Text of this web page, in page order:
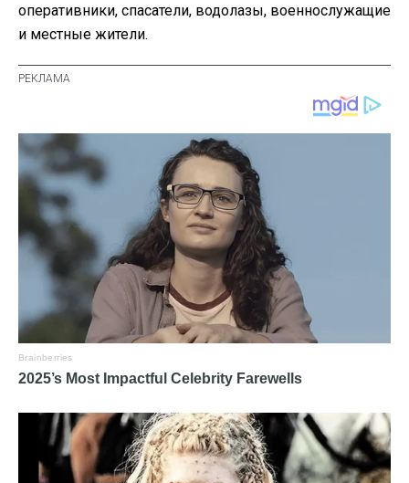
оперативники, спасатели, водолазы, военнослужащие
и местные жители.